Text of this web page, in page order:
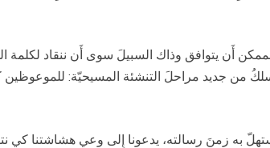
أَن يتوافق وذاك السبيلَ سوى أَن ننقاد لكلمة
من جديد مراحلَ التنشئة المسيحيّة:
به زمنَ رسالته، يدعونا إِلى وعي هشاشتنا كي